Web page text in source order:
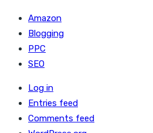
Amazon
Blogging
PPC
SEO
Log in
Entries feed
Comments feed